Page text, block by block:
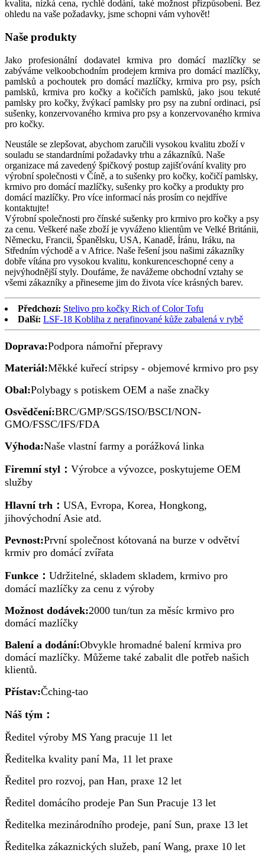
kvalita, nízká cena, rychlé dodání, také možnost přizpůsobení. Bez
ohledu na vaše požadavky, jsme schopni vám vyhovět!
Naše produkty
Jako profesionální dodavatel krmiva pro domácí mazlíčky se
zabýváme velkoobchodním prodejem krmiva pro domácí mazlíčky,
pamlsků a pochoutek pro domácí mazlíčky, krmiva pro psy, psích
pamlsků, krmiva pro kočky a kočičích pamlsků, jako jsou tekuté
pamlsky pro kočky, žvýkací pamlsky pro psy na zubní ordinaci, psí
sušenky, konzervovaného krmiva pro psy a konzervovaného krmiva
pro kočky.
Neustále se zlepšovat, abychom zaručili vysokou kvalitu zboží v
souladu se standardními požadavky trhu a zákazníků. Naše
organizace má zavedený špičkový postup zajišťování kvality pro
výrobní společnosti v Číně, a to sušenky pro kočky, kočičí pamlsky,
krmivo pro domácí mazlíčky, sušenky pro kočky a produkty pro
domácí mazlíčky. Pro více informací nás prosím co nejdříve
kontaktujte!
Výrobní společnosti pro čínské sušenky pro krmivo pro kočky a psy
za cenu. Veškeré naše zboží je vyváženo klientům ve Velké Británii,
Německu, Francii, Španělsku, USA, Kanadě, Íránu, Iráku, na
Středním východě a v Africe. Naše řešení jsou našimi zákazníky
dobře vítána pro vysokou kvalitu, konkurenceschopné ceny a
nejvýhodnější styly. Doufáme, že navážeme obchodní vztahy se
všemi zákazníky a přineseme jim do života více krásných barev.
Předchozí: Stelivo pro kočky Rich of Color Tofu
Další: LSF-18 Kobliha z nerafinované kůže zabalená v rybě
Doprava:Podpora námořní přepravy
Materiál:Měkké kuřecí stripsy - objemové krmivo pro psy
Obal:Polybagy s potiskem OEM a naše značky
Osvědčení:BRC/GMP/SGS/ISO/BSCI/NON-
GMO/FSSC/IFS/FDA
Výhoda:Naše vlastní farmy a porážková linka
Firemní styl： Výrobce a vývozce, poskytujeme OEM
služby
Hlavní trh： USA, Evropa, Korea, Hongkong,
jihovýchodní Asie atd.
Pevnost:První společnost kótovaná na burze v odvětví
krmiv pro domácí zvířata
Funkce： Udržitelné, skladem skladem, krmivo pro
domácí mazlíčky za cenu z výroby
Možnost dodávek:2000 tun/tun za měsíc krmivo pro
domácí mazlíčky
Balení a dodání:Obvykle hromadné balení krmiva pro
domácí mazlíčky. Můžeme také zabalit dle potřeb našich
klientů.
Přístav:Čching-tao
Náš tým：
Ředitel výroby MS Yang pracuje 11 let
Ředitelka kvality paní Ma, 11 let praxe
Ředitel pro rozvoj, pan Han, praxe 12 let
Ředitel domácího prodeje Pan Sun Pracuje 13 let
Ředitelka mezinárodního prodeje, paní Sun, praxe 13 let
Ředitelka zákaznických služeb, paní Wang, praxe 10 let